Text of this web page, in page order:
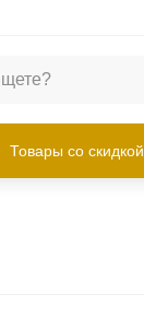
Товары со скидкой